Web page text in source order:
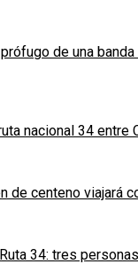
de una
nacional 34 entre
de centeno viajará
34: tres